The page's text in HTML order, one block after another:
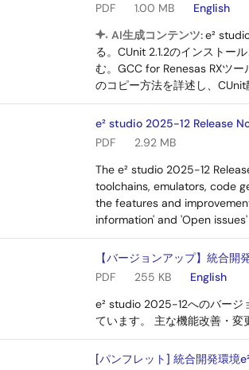
PDF
1.00 MB
English
AI生成コンテンツ:e²
る。CUnit 2.1.2のインストー
む。GCC for Renesas RXツ
のコピー方法を詳述し、
e² studio 2025-12 Release
PDF
2.92 MB
The e² studio 2025-12
toolchains, emulators, code
the features and
information' and 'Open
【バージョンアップ】統合
PDF
255 KB
English
e² studio 2025-12へのバージ
ています。 主な機能改善・変
[パンフレット] 統合開発環境